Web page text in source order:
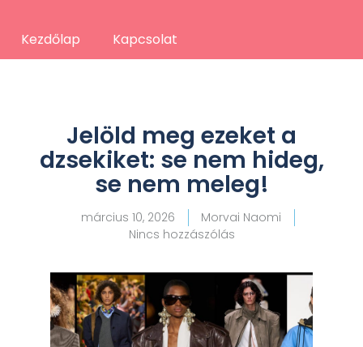
Kezdőlap Kapcsolat
Jelöld meg ezeket a
dzsekiket: se nem hideg,
se nem meleg!
március 10, 2026
Morvai Naomi
Nincs hozzászólás